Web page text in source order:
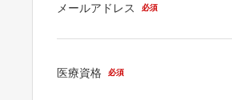
メールアドレス 必須
医療資格 必須